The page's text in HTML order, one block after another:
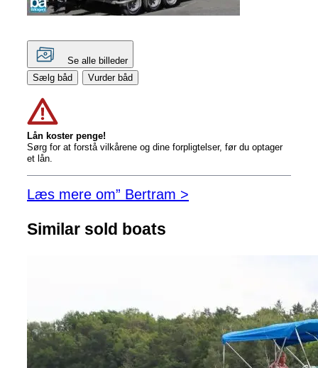
Se alle billeder
Sælg båd
Vurder båd
Lån koster penge!
Sørg for at forstå vilkårene og dine forpligtelser, før du optager
et lån.
Læs mere om” Bertram >
Similar sold boats